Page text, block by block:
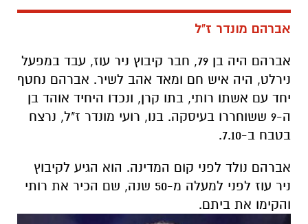
אברהם מונדר ז"ל
אברהם היה בן 79, חבר קיבוץ ניר עוז, עבד במפעל
נירלט, היה איש חם ומאד אהב לשיר. אברהם נחטף
יחד עם אשתו רותי, בתו קרן, ונכדו היחיד אוהד בן
ה-9 ששוחררו בעיסקה. בנו, רועי מונדר ז"ל, נרצח
בטבח ב-7.10.
אברהם נולד לפני קום המדינה. הוא הגיע לקיבוץ
ניר עוז לפני למעלה מ-50 שנה, שם הכיר את רותי
והקימו את ביתם.